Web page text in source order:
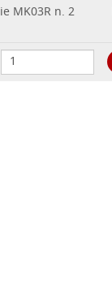
MK03R n. 2